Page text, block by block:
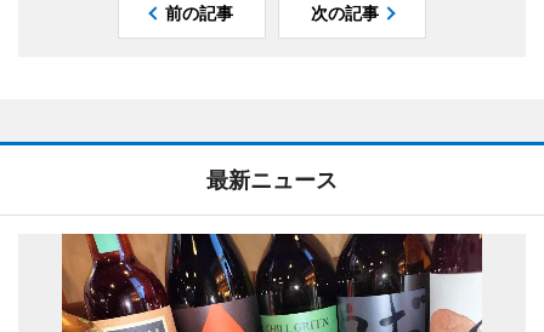
前の記事 次の記事
最新ニュース